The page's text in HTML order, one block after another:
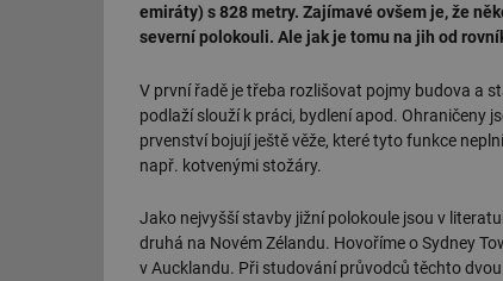
emiráty) s 828 metry. Zajímavé ovšem je, že
severní polokouli. Ale jak je tomu na jih od
V první řadě je třeba rozlišovat pojmy budova a
podlaží slouží k práci, bydlení apod. Ohraničeny
prvenství bojují ještě věže, které tyto funkce
např. kotvenými stožáry.
Jako nejvyšší stavby jižní polokoule jsou v
druhá na Novém Zélandu. Hovoříme o Sydney
v Aucklandu. Při studování průvodců těchto